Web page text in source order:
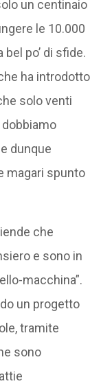
un centinaio
le 10.000
po’ di sfide.
ha introdotto
solo venti
dunque
magari spunto
che
e sono in
macchina”.
un progetto
tramite
sono